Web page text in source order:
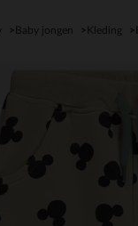
Baby jongen Kleding